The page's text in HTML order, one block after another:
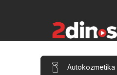
BPreskočiť
kategórieAutokozmetika